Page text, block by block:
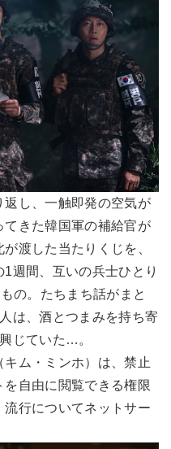
返し、一触即発の空気が
きた韓国軍の補給官が
渡した当たりくじを、
週間、互いの兵士ひとり
の。たちまち話がまと
は、酒とつまみを持ち寄
じていた…。
ム・ミンホ）は、禁止
自由に閲覧できる権限
行についてネットサー